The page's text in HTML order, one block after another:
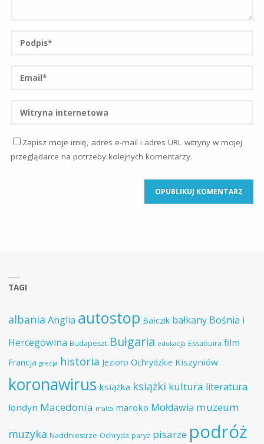
Zapisz moje imię, adres e-mail i adres URL witryny w mojej
przeglądarce na potrzeby kolejnych komentarzy.
TAGI
albania Anglia autostop Bałczik bałkany Bośnia i
Hercegowina Budapeszt Bułgaria edukacja Essaouira film
Francja grecja historia Jezioro Ochrydzkie Kiszyniów
koronawirus książka książki kultura literatura
londyn Macedonia malta maroko Mołdawia muzeum
muzyka Naddniestrze Ochryda paryż pisarze podróż